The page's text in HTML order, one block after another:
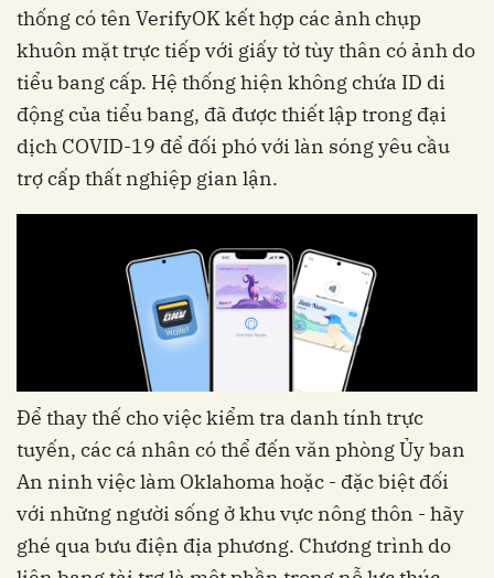
thống có tên VerifyOK kết hợp các ảnh chụp
khuôn mặt trực tiếp với giấy tờ tùy thân có ảnh do
tiểu bang cấp. Hệ thống hiện không chứa ID di
động của tiểu bang, đã được thiết lập trong đại
dịch COVID-19 để đối phó với làn sóng yêu cầu
trợ cấp thất nghiệp gian lận.
Để thay thế cho việc kiểm tra danh tính trực
tuyến, các cá nhân có thể đến văn phòng Ủy ban
An ninh việc làm Oklahoma hoặc - đặc biệt đối
với những người sống ở khu vực nông thôn - hãy
ghé qua bưu điện địa phương. Chương trình do